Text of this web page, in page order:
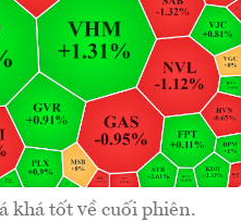
khá tốt về cuối phiên.